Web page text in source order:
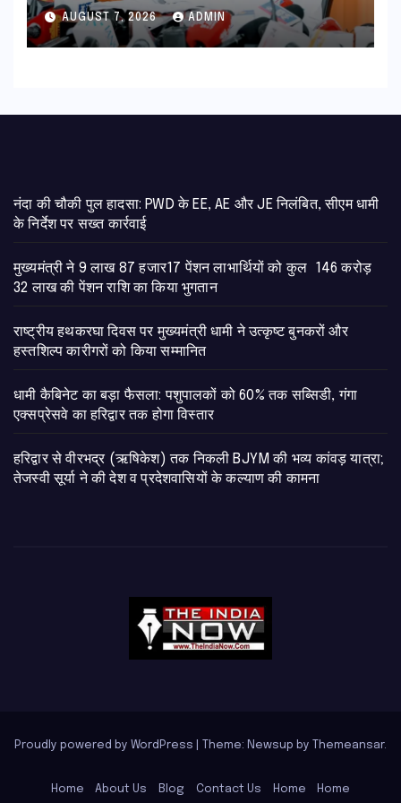
का हरिद्वार तक होगा विस्तार
AUGUST 7, 2026 ADMIN
नंदा की चौकी पुल हादसा: PWD के EE, AE और JE निलंबित, सीएम धामी
के निर्देश पर सख्त कार्रवाई
मुख्यमंत्री ने 9 लाख 87 हजार17 पेंशन लाभार्थियों को कुल 146 करोड़
32 लाख की पेंशन राशि का किया भुगतान
राष्ट्रीय हथकरघा दिवस पर मुख्यमंत्री धामी ने उत्कृष्ट बुनकरों और
हस्तशिल्प कारीगरों को किया सम्मानित
​धामी कैबिनेट का बड़ा फैसला: पशुपालकों को 60% तक सब्सिडी, गंगा
एक्सप्रेसवे का हरिद्वार तक होगा विस्तार
​हरिद्वार से वीरभद्र (ऋषिकेश) तक निकली BJYM की भव्य कांवड़ यात्रा;
तेजस्वी सूर्या ने की देश व प्रदेशवासियों के कल्याण की कामना
Proudly powered by WordPress Theme: Newsup by Themeansar.
Home About Us Blog Contact Us Home Home